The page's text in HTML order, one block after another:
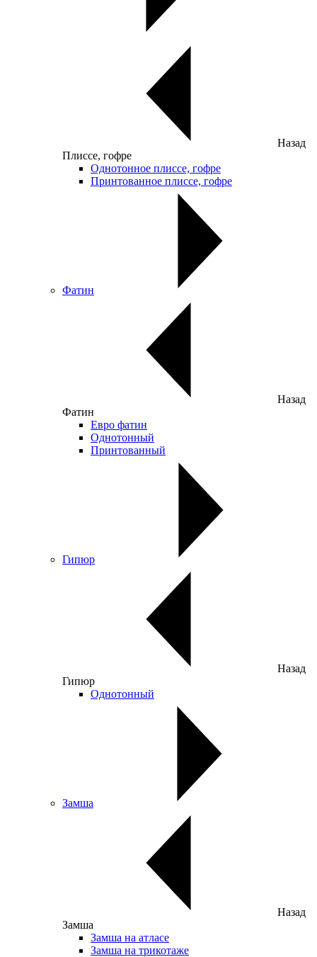
Назад
Плиссе, гофре
Однотонное плиссе, гофре
Принтованное плиссе, гофре
Фатин
Назад
Фатин
Евро фатин
Однотонный
Принтованный
Гипюр
Назад
Гипюр
Однотонный
Замша
Назад
Замша
Замша на атласе
Замша на трикотаже